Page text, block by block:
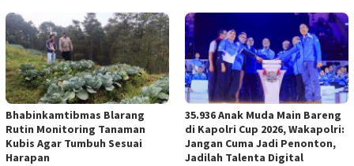
Bhabinkamtibmas Blarang
Rutin Monitoring Tanaman
Kubis Agar Tumbuh Sesuai
Harapan
35.936 Anak Muda Main Bareng
di Kapolri Cup 2026, Wakapolri:
Jangan Cuma Jadi Penonton,
Jadilah Talenta Digital